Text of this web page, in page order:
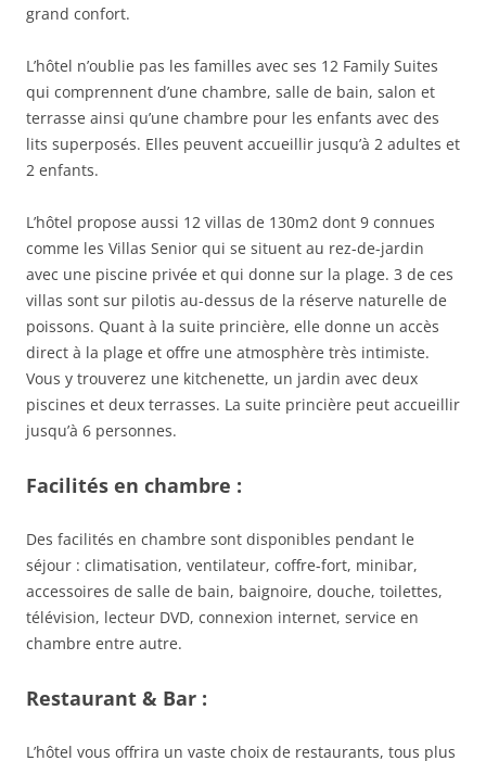
grand confort.
L’hôtel n’oublie pas les familles avec ses 12 Family Suites
qui comprennent d’une chambre, salle de bain, salon et
terrasse ainsi qu’une chambre pour les enfants avec des
lits superposés. Elles peuvent accueillir jusqu’à 2 adultes et
2 enfants.
L’hôtel propose aussi 12 villas de 130m2 dont 9 connues
comme les Villas Senior qui se situent au rez-de-jardin
avec une piscine privée et qui donne sur la plage. 3 de ces
villas sont sur pilotis au-dessus de la réserve naturelle de
poissons. Quant à la suite princière, elle donne un accès
direct à la plage et offre une atmosphère très intimiste.
Vous y trouverez une kitchenette, un jardin avec deux
piscines et deux terrasses. La suite princière peut accueillir
jusqu’à 6 personnes.
Facilités en chambre :
Des facilités en chambre sont disponibles pendant le
séjour : climatisation, ventilateur, coffre-fort, minibar,
accessoires de salle de bain, baignoire, douche, toilettes,
télévision, lecteur DVD, connexion internet, service en
chambre entre autre.
Restaurant & Bar :
L’hôtel vous offrira un vaste choix de restaurants, tous plus